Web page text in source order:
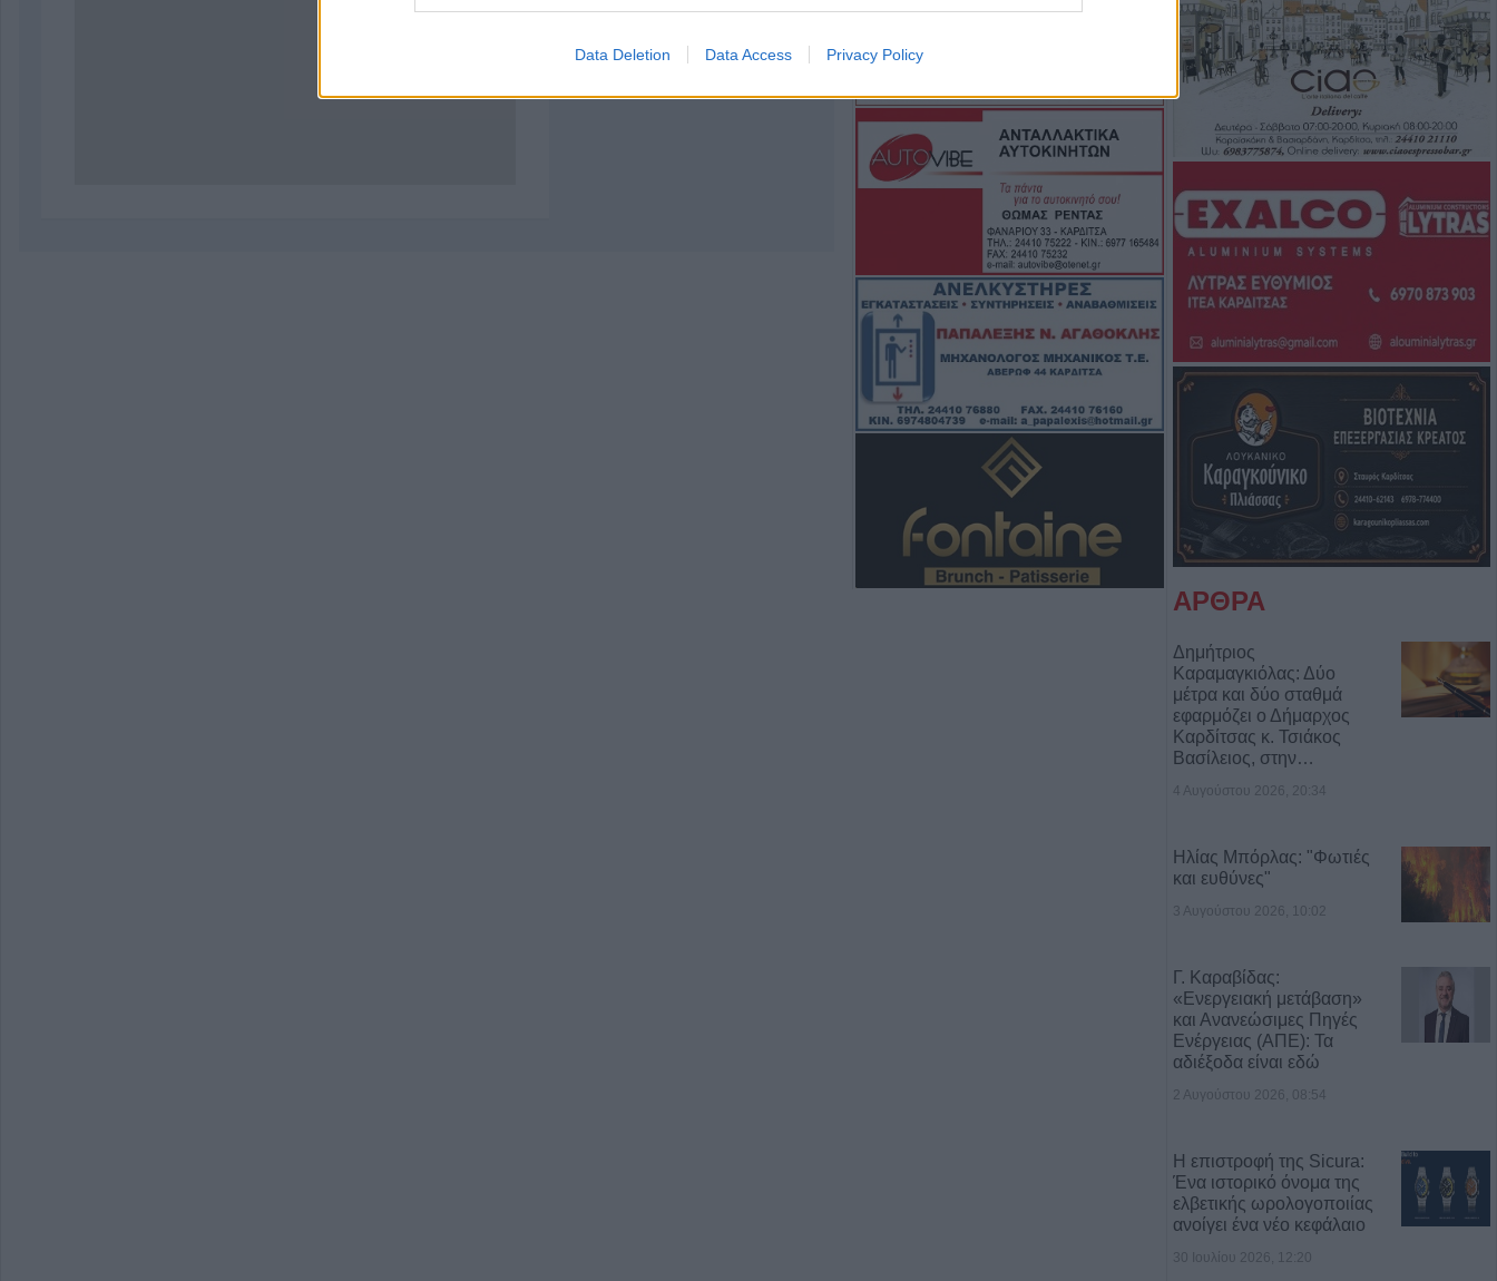
Data Deletion Data Access Privacy Policy
5 Αυγούστου 2026, 23:33
Σύγκρουση μηχανής με
αυτοκίνητο στη Λάρισα – Στο
νοσοκομείο ο οδηγός του
δικύκλου
Κεραυνός χτύπησε γήπεδο στην
Ταϊλάνδη – Νεκρός 24χρονος
ποδοσφαιριστής
5 Αυγούστου 2026, 22:35
Εγκρίθηκε η προγραμματική
σύμβαση για την εκπόνηση της
μελέτης ανακατασκευής της
ιστορικής Γέφυρας Κοράκου
5 Αυγούστου 2026, 20:54
Κάηκε ολοσχερώς αυτοκίνητο
στην περιοχή του Μορφοβουνίου
5 Αυγούστου 2026, 20:50
Το Σάββατο 8 Αυγούστου το
ΑΡΘΡΑ
Δημήτριος
Καραμαγκιόλας: Δύο
μέτρα και δύο σταθμά
εφαρμόζει ο Δήμαρχος
Καρδίτσας κ. Τσιάκος
Βασίλειος, στην…
4 Αυγούστου 2026, 20:34
Ηλίας Μπόρλας: "Φωτιές
και ευθύνες"
3 Αυγούστου 2026, 10:02
Γ. Καραβίδας:
«Ενεργειακή μετάβαση»
και Ανανεώσιμες Πηγές
Ενέργειας (ΑΠΕ): Τα
αδιέξοδα είναι εδώ
2 Αυγούστου 2026, 08:54
Η επιστροφή της Sicura:
Ένα ιστορικό όνομα της
ελβετικής ωρολογοποιίας
ανοίγει ένα νέο κεφάλαιο
30 Ιουλίου 2026, 12:20